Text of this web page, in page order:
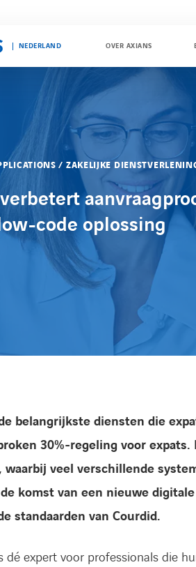
NEDERLAND OVER AXIANS
/ ZAKELIJKE
code oplossing
belangrijkste diensten die
30%-regeling voor
waarbij veel verschillende
komst van een nieuwe
standaarden van Courdid.
dé expert voor professionals die